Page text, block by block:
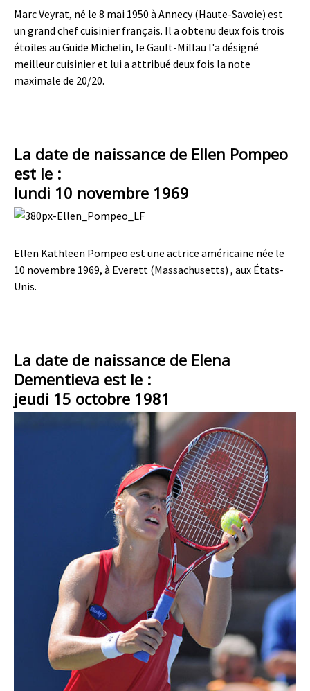
Marc Veyrat, né le 8 mai 1950 à Annecy (Haute-Savoie) est
un grand chef cuisinier français. Il a obtenu deux fois trois
étoiles au Guide Michelin, le Gault-Millau l'a désigné
meilleur cuisinier et lui a attribué deux fois la note
maximale de 20/20.
La date de naissance de Ellen Pompeo
est le :
lundi 10 novembre 1969
Ellen Kathleen Pompeo est une actrice américaine née le
10 novembre 1969, à Everett (Massachusetts) , aux États-
Unis.
La date de naissance de Elena
Dementieva est le :
jeudi 15 octobre 1981